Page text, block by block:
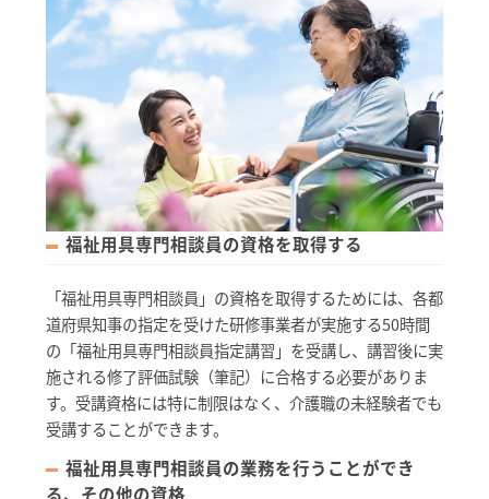
福祉用具専門相談員の資格を取得する
「福祉用具専門相談員」の資格を取得するためには、各都
道府県知事の指定を受けた研修事業者が実施する50時間
の「福祉用具専門相談員指定講習」を受講し、講習後に実
施される修了評価試験（筆記）に合格する必要がありま
す。受講資格には特に制限はなく、介護職の未経験者でも
受講することができます。
福祉用具専門相談員の業務を行うことができ
る、その他の資格